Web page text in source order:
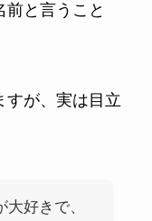
と言うこと
すが、実は目立
好きで、